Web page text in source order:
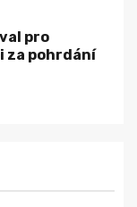
pro
za pohrdání